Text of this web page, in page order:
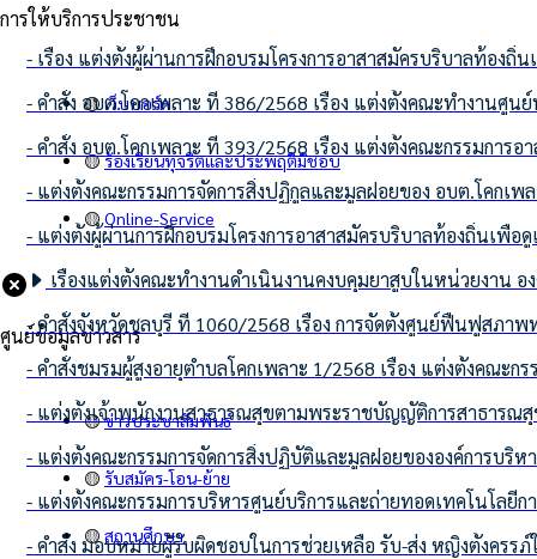
การให้บริการประชาชน
🟡เว็บบอร์ด
🟡ร้องเรียนทุจริตและประพฤติมิชอบ
🟡Online-Service
ศูนย์ข้อมูลข่าวสาร
🟡ข่าวประชาสัมพันธ์
🟡 รับสมัคร-โอน-ย้าย
🟡 สถานศึกษา
- เรื่อง แต่งตั้งผู้ผ่านการฝึกอบรมโครงการอาสาสมัครบริบาลท้อ
- คำสั่ง อบต.โคกเพลาะ ที่ 386/2568 เรื่อง แต่งตั้งคณะทำงานศู
- คำสั่ง อบต.โคกเพลาะ ที่ 393/2568 เรื่อง แต่งตั้งคณะกรรมการ
- แต่งตั้งคณะกรรมการจัดการสิ่งปฏิกูลและมูลฝอยของ อบต.โคกเพ
- แต่งตั้งผู้ผ่านการฝึกอบรมโครงการอาสาสมัครบริบาลท้องถิ่นเ
เรื่องแต่งตั้งคณะทำงานดำเนินงานคงบคุมยาสูบในหน่วยงาน อ
- คำสั่งจังหวัดชลบุรี ที่ 1060/2568 เรื่อง การจัดตั้งศูนย์ฟื้นฟูสภา
- คำสั่งชมรมผู้สูงอายุตำบลโคกเพลาะ 1/2568 เรื่อง แต่งตั้งคณะก
- แต่งตั้งเจ้าพนักงานสาธารณสุขตามพระราชบัญญัติการสาธารณ
- แต่งตั้งคณะกรรมการจัดการสิ่งปฏิบัติและมูลฝอยขององค์การบริ
- แต่งตั้งคณะกรรมการบริหารศูนย์บริการและถ่ายทอดเทคโนโลยีก
- คำสั่ง มอบหมายผู้รับผิดชอบในการช่วยเหลือ รับ-ส่ง หญิงตั้งค